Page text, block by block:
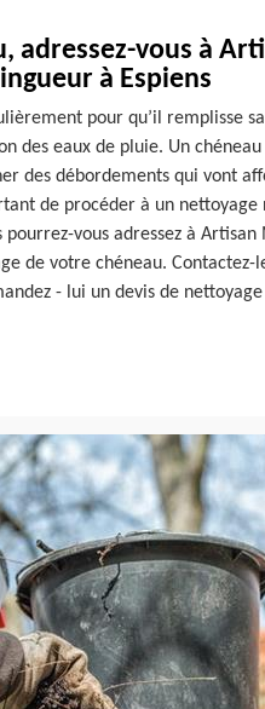
adressez-vous à
à Espiens
pour qu’il remplisse sa
des eaux de pluie. Un chéneau
des débordements qui vont
de procéder à un nettoyage
pourrez-vous adressez à Artisan
de votre chéneau. Contactez-
- lui un devis de